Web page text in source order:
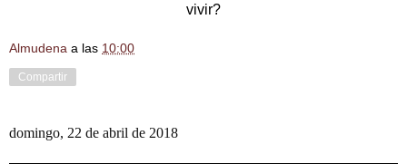
vivir?
Almudena a las 10:00
Compartir
domingo, 22 de abril de 2018